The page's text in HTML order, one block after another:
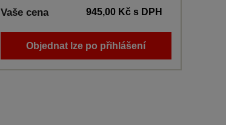
Vaše cena 945,00 Kč s DPH
Objednat lze po přihlášení